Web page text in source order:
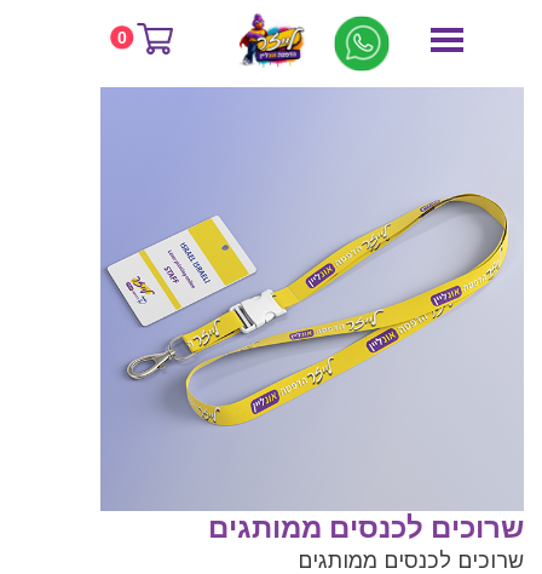
0 דף הבית
שילוט אש
שרוכים לכנסים ממותגים
שרוכים לכנסים ממותגים
שרוכים לכנסים ממותגים